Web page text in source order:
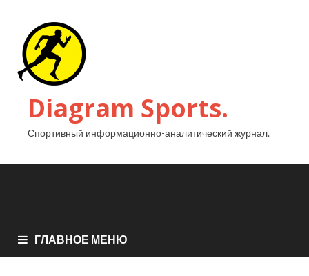
Diagram Sports.
Спортивный информационно-аналитический журнал.
ГЛАВНОЕ МЕНЮ